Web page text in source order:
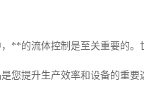
**的流体控制是至关重要的
您提升生产效率和设备的重要